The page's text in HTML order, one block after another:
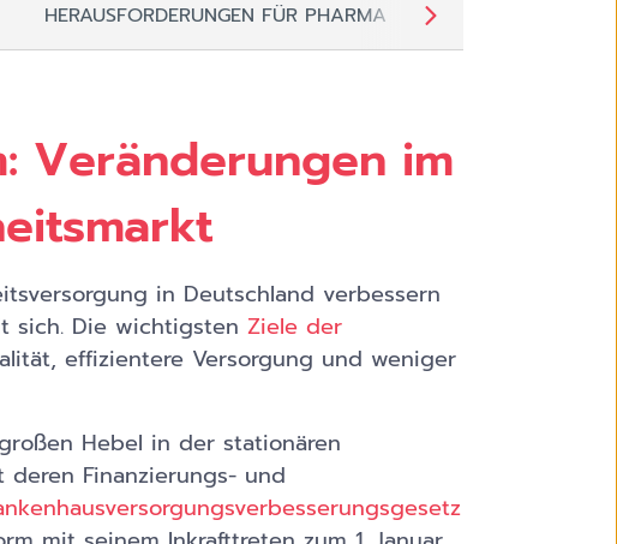
HERAUSFORDERUNGEN FÜR PHARMA
Veränderungen im
in Deutschland verbessern
sich. Die wichtigsten Ziele der
effizientere Versorgung und weniger
Hebel in der stationären
Finanzierungs- und